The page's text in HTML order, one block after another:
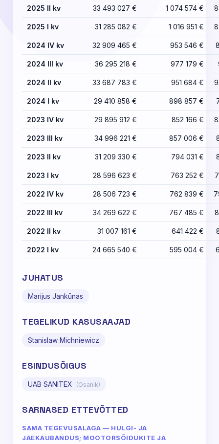
2025 II kv 33 493 027 € 1 074 574 €
2025 I kv 31 285 082 € 1 016 951 €
2024 IV kv 32 909 465 € 953 546 €
2024 III kv 36 295 218 € 977 179 €
2024 II kv 33 687 783 € 951 684 €
2024 I kv 29 410 858 € 898 857 €
2023 IV kv 29 895 912 € 852 166 €
2023 III kv 34 996 221 € 857 006 €
2023 II kv 31 209 330 € 794 031 €
2023 I kv 28 596 623 € 763 252 €
2022 IV kv 28 506 723 € 762 839 €
2022 III kv 34 269 622 € 767 485 €
2022 II kv 31 007 161 € 641 422 €
2022 I kv 24 665 540 € 595 004 €
JUHATUS
Marijus Jankūnas
TEGELIKUD KASUSAAJAD
Stanislaw Michniewicz
ESINDUSÕIGUS
UAB SANITEX (Osanik)
SARNASED ETTEVÕTTED
SAMA TEGEVUSALAGA — HULGI- JA
JAEKAUBANDUS; MOOTORSÕIDUKITE JA